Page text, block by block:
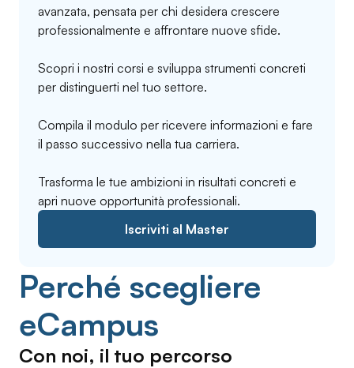
avanzata, pensata per chi desidera crescere
professionalmente e affrontare nuove sfide.
Scopri i nostri corsi e sviluppa strumenti concreti
per distinguerti nel tuo settore.
Compila il modulo per ricevere informazioni e fare
il passo successivo nella tua carriera.
Trasforma le tue ambizioni in risultati concreti e
apri nuove opportunità professionali.
Iscriviti al Master
Perché scegliere
eCampus
Con noi, il tuo percorso